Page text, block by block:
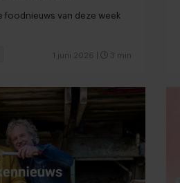
foodnieuws van deze week
1 juni 2026 3 min